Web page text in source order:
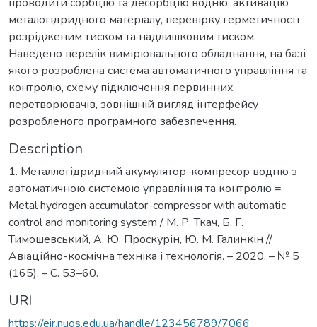
металогідридного матеріалу, перевірку герметичності
розрідженим тиском та надлишковим тиском.
Наведено перелік вимірювального обладнання, на базі
якого розроблена система автоматичного управління та
контролю, схему підключення первинних
перетворювачів, зовнішній вигляд інтерфейсу
розробленого програмного забезпечення.
Description
1. Металлогідридний акумулятор-компресор водню з
автоматичною системою управління та контролю =
Metal hydrogen accumulator-compressor with automatic
control and monitoring system / М. Р. Ткач, Б. Г.
Тимошевський, А. Ю. Проскурін, Ю. М. Галинкін //
Авіаційно-космічна техніка і технологія. – 2020. – № 5
(165). – С. 53–60.
URI
https://eir.nuos.edu.ua/handle/123456789/7066